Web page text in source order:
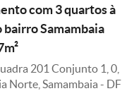
com 3 quartos à
bairro Samambaia
201 Conjunto 1, 0,
Norte, Samambaia - DF